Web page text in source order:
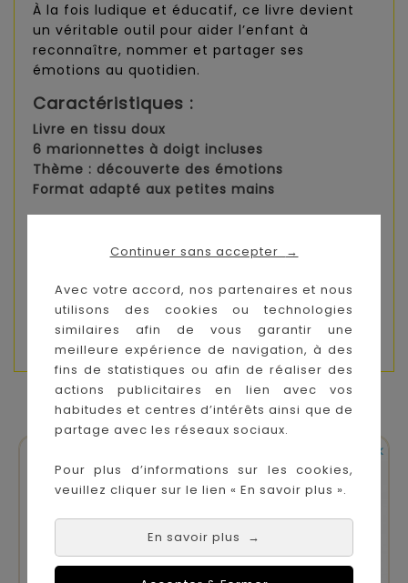
Continuer sans accepter →
Avec votre accord, nos partenaires et nous
utilisons des cookies ou technologies
similaires afin de vous garantir une
meilleure expérience de navigation, à des
fins de statistiques ou afin de réaliser des
actions publicitaires en lien avec vos
habitudes et centres d’intérêts ainsi que de
partage avec les réseaux sociaux.
Pour plus d’informations sur les cookies,
veuillez cliquer sur le lien « En savoir plus ».
En savoir plus →
À la fois ludique et éducatif, ce livre devient
un véritable outil pour aider l’enfant à
reconnaître, nommer et partager ses
émotions au quotidien.
Caractéristiques :
Livre en tissu doux
6 marionnettes à doigt incluses
Thème : découverte des émotions
Format adapté aux petites mains
Points forts :
Favorise l’intelligence émotionnelle
Développe le langage et l’expression
Support doux et sécurisé pour les enfants
Idéal pour partager des moments d’échange
VOUS AIMEREZ AUSSI
En stock